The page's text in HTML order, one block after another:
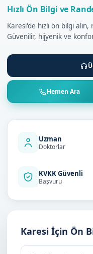
Hızlı Ön Bilgi ve
Karesi'de hızlı ön bilgi
Güvenilir, hijyenik ve
Hemen Ara
Uzman
Doktorlar
KVKK Güvenli
Başvuru
Karesi İçin Ön